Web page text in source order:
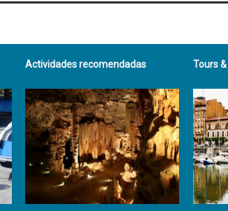
Actividades recomendadas Tours